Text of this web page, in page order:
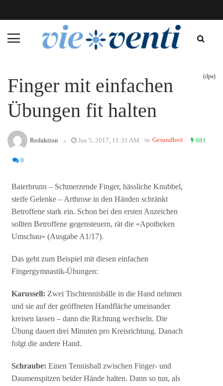
Finger mit einfachen
Übungen fit halten
(dpa)
Redaktion - Jan 5, 2017, 11:31 AM in Gesundheit 881
0
Baierbrunn – Schmerzende Finger, hässliche Knubbel,
steife Gelenke – Arthrose in den Händen schränkt
Betroffene stark ein. Schon bei den ersten Anzeichen
sollten Betroffene gegensteuern, rät die «Apotheken
Umschau» (Ausgabe A1/17).
Das geht zum Beispiel mit diesen einfachen
Fingergymnastik-Übungen:
Karussell: Zwei Tischtennisbälle in die Hand nehmen
und sie auf der geöffneten Handfläche umeinander
kreisen lassen – dann die Richtung wechseln. Die
Übung dauert drei Minuten pro Kreisrichtung. Danach
folgt die andere Hand.
Schraube: Einen Tennisball zwischen Finger- und
Daumenspitzen beider Hände halten. Dann so tun, als